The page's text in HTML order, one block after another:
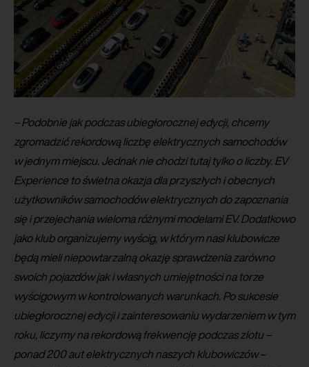
– Podobnie jak podczas ubiegłorocznej edycji, chcemy
zgromadzić rekordową liczbę elektrycznych samochodów
w jednym miejscu. Jednak nie chodzi tutaj tylko o liczby. EV
Experience to świetna okazja dla przyszłych i obecnych
użytkowników samochodów elektrycznych do zapoznania
się i przejechania wieloma różnymi modelami EV. Dodatkowo
jako klub organizujemy wyścig, w którym nasi klubowicze
będą mieli niepowtarzalną okazję sprawdzenia zarówno
swoich pojazdów jak i własnych umiejętności na torze
wyścigowym w kontrolowanych warunkach. Po sukcesie
ubiegłorocznej edycji i zainteresowaniu wydarzeniem w tym
roku, liczymy na rekordową frekwencję podczas zlotu –
ponad 200 aut elektrycznych naszych klubowiczów–